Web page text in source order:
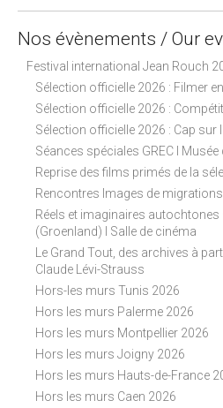
Nos évènements / Our
Festival international Jean Rouch
Sélection officielle 2026 : Filmer
Sélection officielle 2026 :
Sélection officielle 2026 : Cap sur
Séances spéciales GREC I
Reprise des films primés de la
Rencontres Images de
Réels et imaginaires
(Groenland) I Salle de cinéma
Le Grand Tout, des archives à
Claude Lévi-Strauss
Hors-les murs Tunis 2026
Hors les murs Palerme 2026
Hors les murs Montpellier 2026
Hors les murs Joigny 2026
Hors les murs Hauts-de-France
Hors les murs Caen 2026